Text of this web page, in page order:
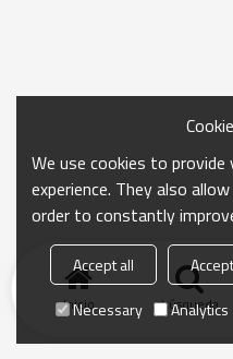
Inicio búsqueda
We use cookies to
experience. They also
order to constantly
Accept all
Necessary
Analytics